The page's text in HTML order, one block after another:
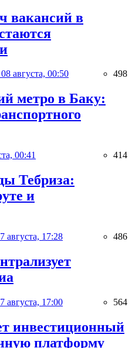
вакансий в
08 августа, 00:50 498
метро в Баку:
00:41 414
Тебриза:
и
августа, 17:28 486
августа, 17:00 564
инвестиционный
платформу